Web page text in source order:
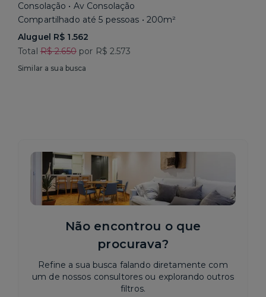
Consolação • Av Consolação
Compartilhado até 5 pessoas • 200m²
Aluguel R$ 1.562
Total R$ 2.650por R$ 2.573
Similar a sua busca
Não encontrou o que
procurava?
Refine a sua busca falando diretamente com
um de nossos consultores ou explorando outros
filtros.